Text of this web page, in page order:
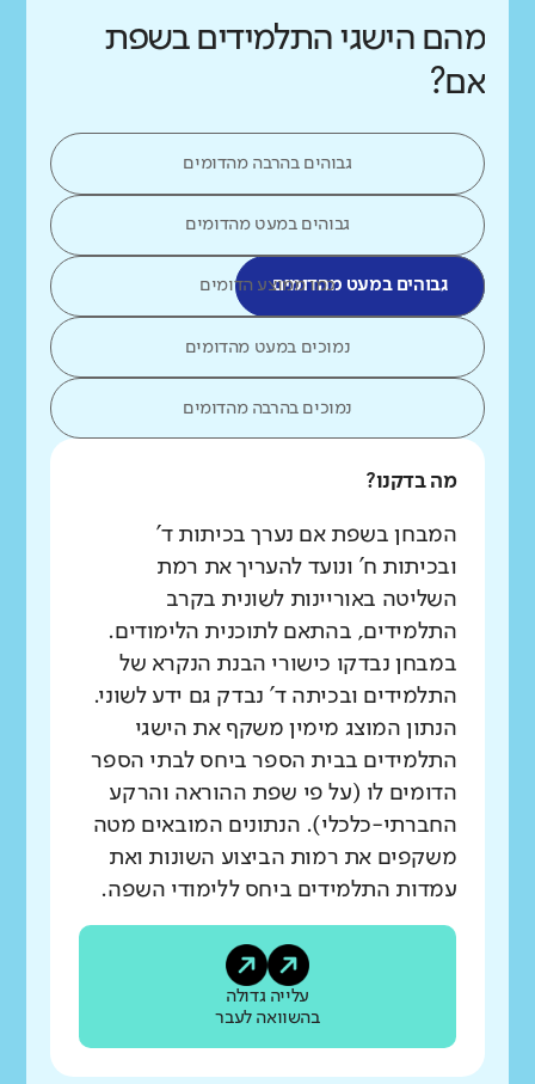
מהם הישגי התלמידים בשפת
אם?
גבוהים בהרבה מהדומים
גבוהים במעט מהדומים
גבוהים במעט מהדומיםכמו ממוצע הדומים
נמוכים במעט מהדומים
נמוכים בהרבה מהדומים
מה בדקנו?
המבחן בשפת אם נערך בכיתות ד'
ובכיתות ח' ונועד להעריך את רמת
השליטה באוריינות לשונית בקרב
התלמידים, בהתאם לתוכנית הלימודים.
במבחן נבדקו כישורי הבנת הנקרא של
התלמידים ובכיתה ד' נבדק גם ידע לשוני.
הנתון המוצג מימין משקף את הישגי
התלמידים בבית הספר ביחס לבתי הספר
הדומים לו (על פי שפת ההוראה והרקע
החברתי-כלכלי). הנתונים המובאים מטה
משקפים את רמות הביצוע השונות ואת
עמדות התלמידים ביחס ללימודי השפה.
עלייה גדולה
בהשוואה לעבר